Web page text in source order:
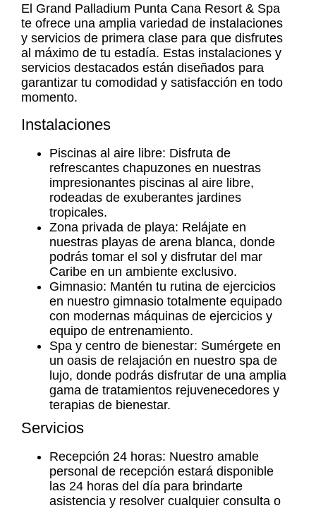
El Grand Palladium Punta Cana Resort & Spa
te ofrece una amplia variedad de instalaciones
y servicios de primera clase para que disfrutes
al máximo de tu estadía. Estas instalaciones y
servicios destacados están diseñados para
garantizar tu comodidad y satisfacción en todo
momento.
Instalaciones
Piscinas al aire libre: Disfruta de
refrescantes chapuzones en nuestras
impresionantes piscinas al aire libre,
rodeadas de exuberantes jardines
tropicales.
Zona privada de playa: Relájate en
nuestras playas de arena blanca, donde
podrás tomar el sol y disfrutar del mar
Caribe en un ambiente exclusivo.
Gimnasio: Mantén tu rutina de ejercicios
en nuestro gimnasio totalmente equipado
con modernas máquinas de ejercicios y
equipo de entrenamiento.
Spa y centro de bienestar: Sumérgete en
un oasis de relajación en nuestro spa de
lujo, donde podrás disfrutar de una amplia
gama de tratamientos rejuvenecedores y
terapias de bienestar.
Servicios
Recepción 24 horas: Nuestro amable
personal de recepción estará disponible
las 24 horas del día para brindarte
asistencia y resolver cualquier consulta o